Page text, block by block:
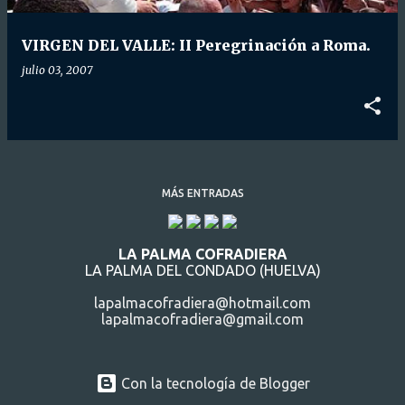
VIRGEN DEL VALLE: II Peregrinación a Roma.
julio 03, 2007
MÁS ENTRADAS
LA PALMA COFRADIERA
LA PALMA DEL CONDADO (HUELVA)
lapalmacofradiera@hotmail.com
lapalmacofradiera@gmail.com
Con la tecnología de Blogger